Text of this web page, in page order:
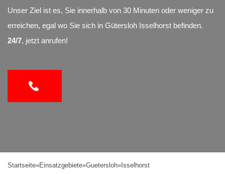
Unser Ziel ist es, Sie innerhalb von 30 Minuten oder weniger zu
erreichen, egal wo Sie sich in Gütersloh Isselhorst befinden.
24/7, jetzt anrufen!
Startseite»Einsatzgebiete»Guetersloh» Isselhorst